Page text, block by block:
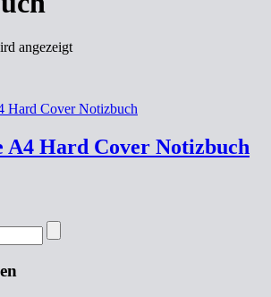
angezeigt
A4 Hard Cover Notizbuch